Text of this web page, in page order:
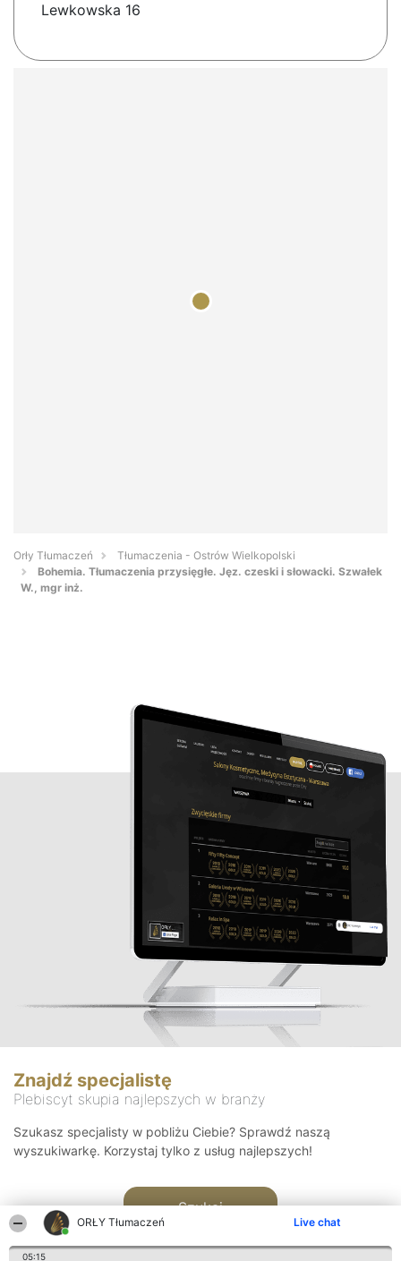
ORŁY Tłumaczeń Live chat
05:15
Lewkowska 16
Orły Tłumaczeń
Tłumaczenia - Ostrów Wielkopolski
Bohemia. Tłumaczenia przysięgłe. Jęz. czeski i słowacki. Szwałek
W., mgr inż.
Znajdź specjalistę
Plebiscyt skupia najlepszych w branży
Szukasz specjalisty w pobliżu Ciebie? Sprawdź naszą
wyszukiwarkę. Korzystaj tylko z usług najlepszych!
Szukaj